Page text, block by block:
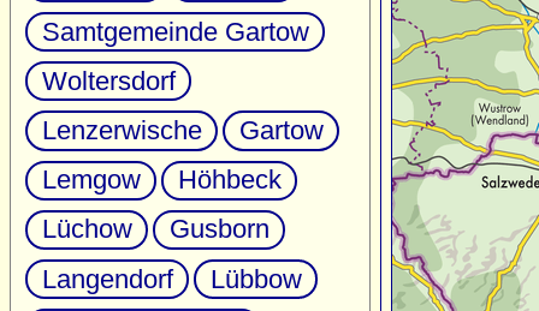
Samtgemeinde Gartow
Woltersdorf
Lenzerwische
Gartow
Lemgow
Höhbeck
Lüchow
Gusborn
Langendorf
Lübbow